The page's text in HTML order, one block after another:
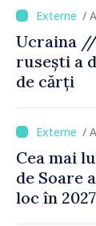
/
Ucraina
rusești a
de cărți
/
Cea mai
de Soare
loc în